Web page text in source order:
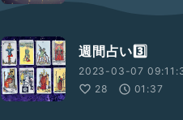
週間占い3️⃣
2023-03-07
28
01:37